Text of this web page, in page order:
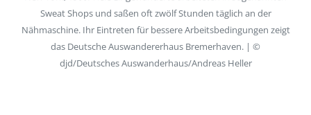
Sweat Shops und saßen oft zwölf Stunden täglich an der
Nähmaschine. Ihr Eintreten für bessere Arbeitsbedingungen zeigt
das Deutsche Auswandererhaus Bremerhaven. | ©
djd/Deutsches Auswanderhaus/Andreas Heller